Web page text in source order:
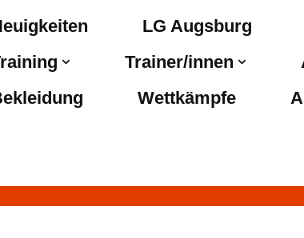
LG Augsburg
Trainer/innen
Wettkämpfe